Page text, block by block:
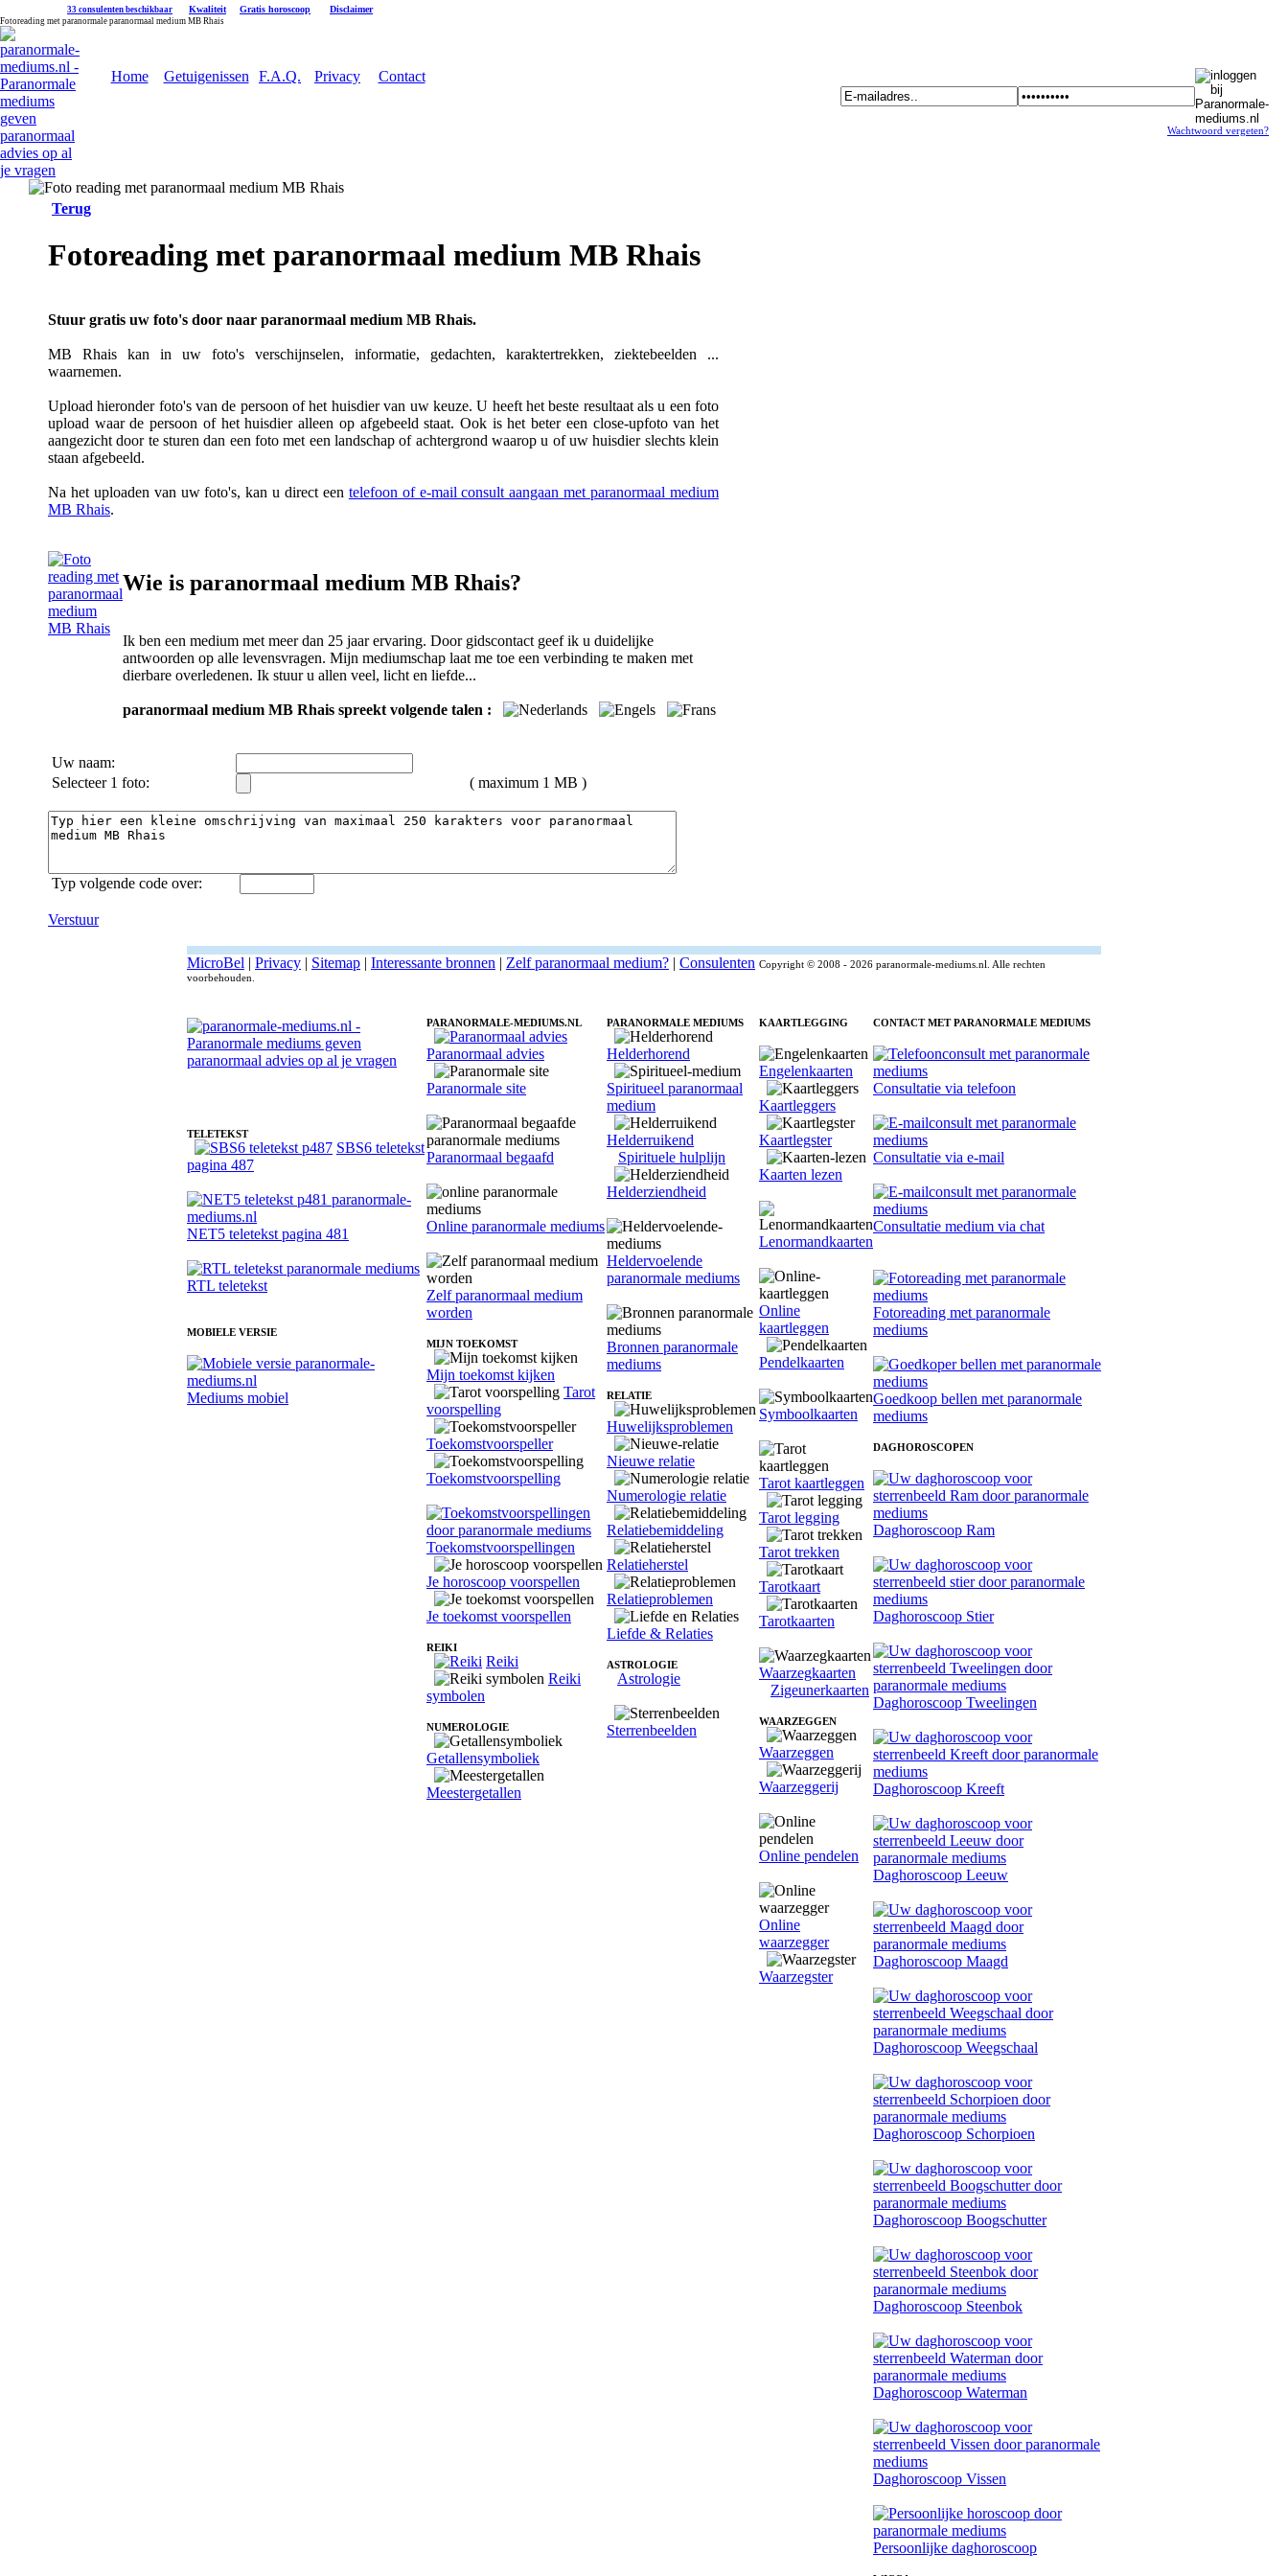
33 consulenten beschikbaar Kwaliteit Gratis horoscoop Disclaimer
Fotoreading met paranormale paranormaal medium MB Rhais
Home Getuigenissen F.A.Q. Privacy Contact
Wachtwoord vergeten?
Terug
Fotoreading met paranormaal medium MB Rhais
Stuur gratis uw foto's door naar paranormaal medium MB Rhais.
MB Rhais kan in uw foto's verschijnselen, informatie, gedachten, karaktertrekken, ziektebeelden ...
waarnemen.
Upload hieronder foto's van de persoon of het huisdier van uw keuze. U heeft het beste resultaat als u een foto
upload waar de persoon of het huisdier alleen op afgebeeld staat. Ook is het beter een close-upfoto van het
aangezicht door te sturen dan een foto met een landschap of achtergrond waarop u of uw huisdier slechts klein
staan afgebeeld.
Na het uploaden van uw foto's, kan u direct een telefoon of e-mail consult aangaan met paranormaal medium
MB Rhais.
Wie is paranormaal medium MB Rhais?
Ik ben een medium met meer dan 25 jaar ervaring. Door gidscontact geef ik u duidelijke
antwoorden op alle levensvragen. Mijn mediumschap laat me toe een verbinding te maken met
dierbare overledenen. Ik stuur u allen veel, licht en liefde...
paranormaal medium MB Rhais spreekt volgende talen :
Uw naam:
Selecteer 1 foto:
( maximum 1 MB )
Typ volgende code over:
Verstuur
MicroBel | Privacy | Sitemap | Interessante bronnen | Zelf paranormaal medium? | Consulenten Copyright © 2008 - 2026 paranormale-mediums.nl. Alle rechten
voorbehouden.
TELETEKST
SBS6 teletekst
pagina 487
NET5 teletekst pagina 481
RTL teletekst
MOBIELE VERSIE
Mediums mobiel
PARANORMALE-MEDIUMS.NL
Paranormaal advies
Paranormale site
Paranormaal begaafd
Online paranormale mediums
Zelf paranormaal medium
worden
MIJN TOEKOMST
Mijn toekomst kijken
Tarot
voorspelling
Toekomstvoorspeller
Toekomstvoorspelling
Toekomstvoorspellingen
Je horoscoop voorspellen
Je toekomst voorspellen
REIKI
Reiki
Reiki
symbolen
NUMEROLOGIE
Getallensymboliek
Meestergetallen
PARANORMALE MEDIUMS
Helderhorend
Spiritueel paranormaal
medium
Helderruikend
Spirituele hulplijn
Helderziendheid
Heldervoelende
paranormale mediums
Bronnen paranormale
mediums
RELATIE
Huwelijksproblemen
Nieuwe relatie
Numerologie relatie
Relatiebemiddeling
Relatieherstel
Relatieproblemen
Liefde & Relaties
ASTROLOGIE
Astrologie
Sterrenbeelden
KAARTLEGGING
Engelenkaarten
Kaartleggers
Kaartlegster
Kaarten lezen
Lenormandkaarten
Online
kaartleggen
Pendelkaarten
Symboolkaarten
Tarot kaartleggen
Tarot legging
Tarot trekken
Tarotkaart
Tarotkaarten
Waarzegkaarten
Zigeunerkaarten
WAARZEGGEN
Waarzeggen
Waarzeggerij
Online pendelen
Online
waarzegger
Waarzegster
CONTACT MET PARANORMALE MEDIUMS
Consultatie via telefoon
Consultatie via e-mail
Consultatie medium via chat
Fotoreading met paranormale
mediums
Goedkoop bellen met paranormale
mediums
DAGHOROSCOPEN
Daghoroscoop Ram
Daghoroscoop Stier
Daghoroscoop Tweelingen
Daghoroscoop Kreeft
Daghoroscoop Leeuw
Daghoroscoop Maagd
Daghoroscoop Weegschaal
Daghoroscoop Schorpioen
Daghoroscoop Boogschutter
Daghoroscoop Steenbok
Daghoroscoop Waterman
Daghoroscoop Vissen
Persoonlijke daghoroscoop